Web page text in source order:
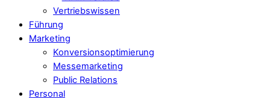
Vertriebswissen
Führung
Marketing
Konversionsoptimierung
Messemarketing
Public Relations
Personal